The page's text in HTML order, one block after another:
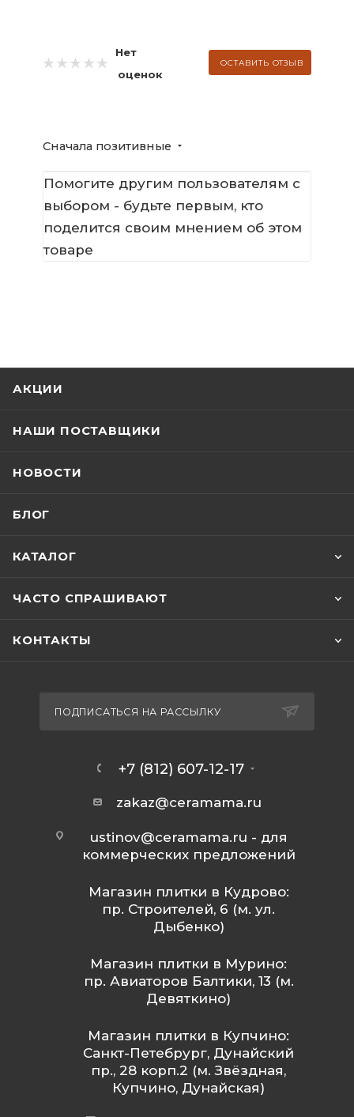
Нет
оценок
ОСТАВИТЬ ОТЗЫВ
Сначала позитивные
Помогите другим пользователям с
выбором - будьте первым, кто
поделится своим мнением об этом
товаре
АКЦИИ
НАШИ ПОСТАВЩИКИ
НОВОСТИ
БЛОГ
КАТАЛОГ
ЧАСТО СПРАШИВАЮТ
КОНТАКТЫ
ПОДПИСАТЬСЯ НА РАССЫЛКУ
+7 (812) 607-12-17
zakaz@ceramama.ru
ustinov@ceramama.ru - для
коммерческих предложений
Магазин плитки в Кудрово:
пр. Строителей, 6 (м. ул.
Дыбенко)
Магазин плитки в Мурино:
пр. Авиаторов Балтики, 13 (м.
Девяткино)
Магазин плитки в Купчино:
Санкт-Петебрург, Дунайский
пр., 28 корп.2 (м. Звёздная,
Купчино, Дунайская)